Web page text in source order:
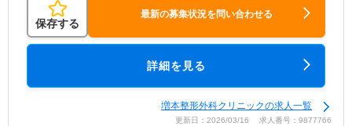
保存する
最新の募集状況を問い合わせる
詳細を見る
増本整形外科クリニックの求人一覧
更新日：2026/03/16 求人番号：9877766